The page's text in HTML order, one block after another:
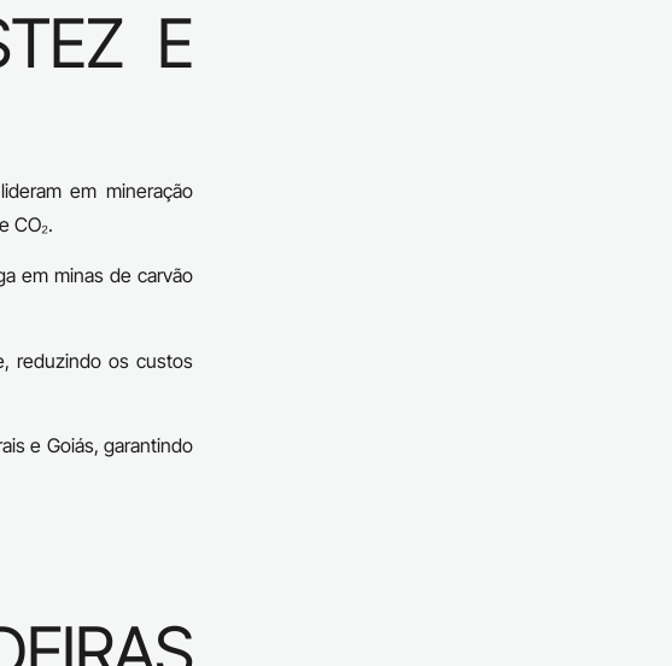
E
em mineração
CO₂.
em minas de carvão
reduzindo os custos
e Goiás, garantindo